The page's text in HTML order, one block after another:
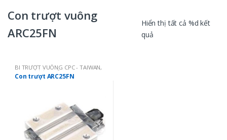
Con trượt vuông
ARC25FN
Hiển thị tất cả %d kết
quả
BI TRƯỢT VUÔNG CPC - TAIWAN,
CON TRƯỢT VUÔNG CPC: ARC
Con trượt ARC25FN